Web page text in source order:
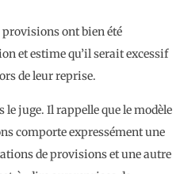
provisions ont bien été
et estime qu’il serait excessif
de leur reprise.
le juge. Il rappelle que le modèle
comporte expressément une
de provisions et une autre